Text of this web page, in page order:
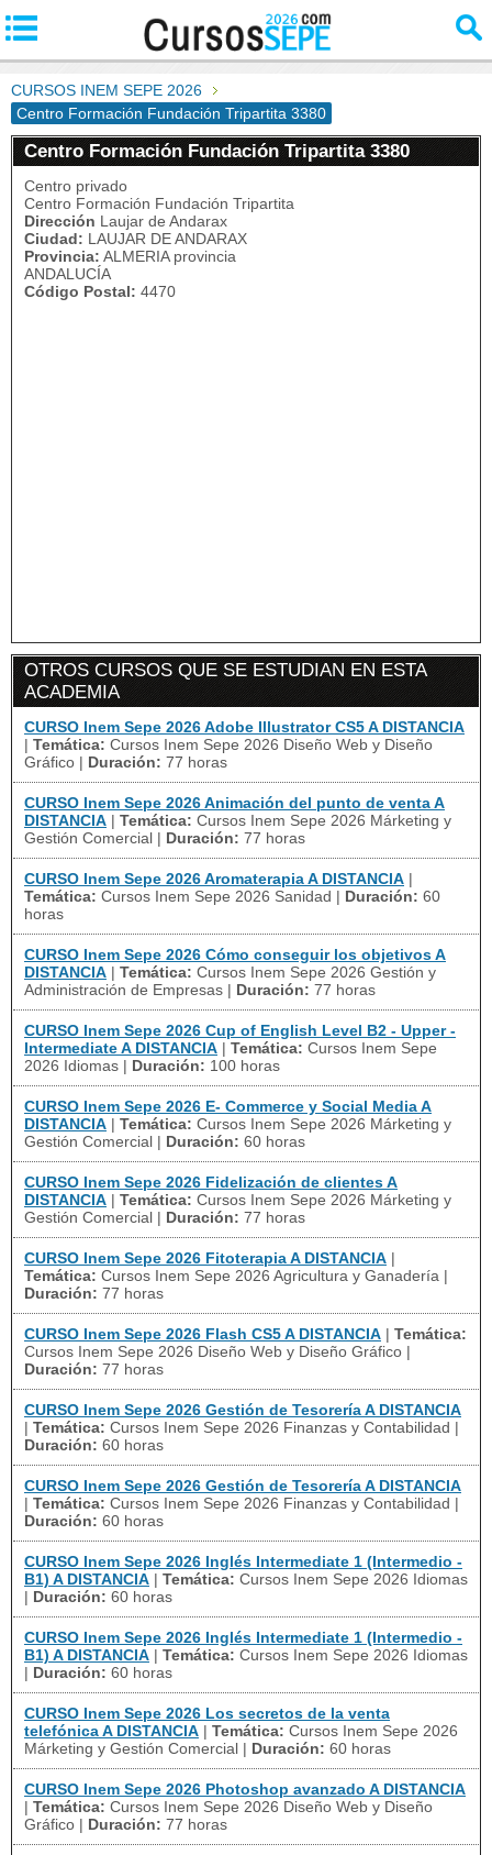
CURSOS INEM SEPE 2026
Centro Formación Fundación Tripartita 3380
Centro Formación Fundación Tripartita 3380
Centro privado
Centro Formación Fundación Tripartita
Dirección Laujar de Andarax
Ciudad: LAUJAR DE ANDARAX
Provincia: ALMERIA provincia
ANDALUCÍA
Código Postal: 4470
OTROS CURSOS QUE SE ESTUDIAN EN ESTA
ACADEMIA
CURSO Inem Sepe 2026 Adobe Illustrator CS5 A DISTANCIA
| Temática: Cursos Inem Sepe 2026 Diseño Web y Diseño
Gráfico | Duración: 77 horas
CURSO Inem Sepe 2026 Animación del punto de venta A
DISTANCIA | Temática: Cursos Inem Sepe 2026 Márketing y
Gestión Comercial | Duración: 77 horas
CURSO Inem Sepe 2026 Aromaterapia A DISTANCIA |
Temática: Cursos Inem Sepe 2026 Sanidad | Duración: 60
horas
CURSO Inem Sepe 2026 Cómo conseguir los objetivos A
DISTANCIA | Temática: Cursos Inem Sepe 2026 Gestión y
Administración de Empresas | Duración: 77 horas
CURSO Inem Sepe 2026 Cup of English Level B2 - Upper -
Intermediate A DISTANCIA | Temática: Cursos Inem Sepe
2026 Idiomas | Duración: 100 horas
CURSO Inem Sepe 2026 E- Commerce y Social Media A
DISTANCIA | Temática: Cursos Inem Sepe 2026 Márketing y
Gestión Comercial | Duración: 60 horas
CURSO Inem Sepe 2026 Fidelización de clientes A
DISTANCIA | Temática: Cursos Inem Sepe 2026 Márketing y
Gestión Comercial | Duración: 77 horas
CURSO Inem Sepe 2026 Fitoterapia A DISTANCIA |
Temática: Cursos Inem Sepe 2026 Agricultura y Ganadería |
Duración: 77 horas
CURSO Inem Sepe 2026 Flash CS5 A DISTANCIA | Temática:
Cursos Inem Sepe 2026 Diseño Web y Diseño Gráfico |
Duración: 77 horas
CURSO Inem Sepe 2026 Gestión de Tesorería A DISTANCIA
| Temática: Cursos Inem Sepe 2026 Finanzas y Contabilidad |
Duración: 60 horas
CURSO Inem Sepe 2026 Gestión de Tesorería A DISTANCIA
| Temática: Cursos Inem Sepe 2026 Finanzas y Contabilidad |
Duración: 60 horas
CURSO Inem Sepe 2026 Inglés Intermediate 1 (Intermedio -
B1) A DISTANCIA | Temática: Cursos Inem Sepe 2026 Idiomas
| Duración: 60 horas
CURSO Inem Sepe 2026 Inglés Intermediate 1 (Intermedio -
B1) A DISTANCIA | Temática: Cursos Inem Sepe 2026 Idiomas
| Duración: 60 horas
CURSO Inem Sepe 2026 Los secretos de la venta
telefónica A DISTANCIA | Temática: Cursos Inem Sepe 2026
Márketing y Gestión Comercial | Duración: 60 horas
CURSO Inem Sepe 2026 Photoshop avanzado A DISTANCIA
| Temática: Cursos Inem Sepe 2026 Diseño Web y Diseño
Gráfico | Duración: 77 horas